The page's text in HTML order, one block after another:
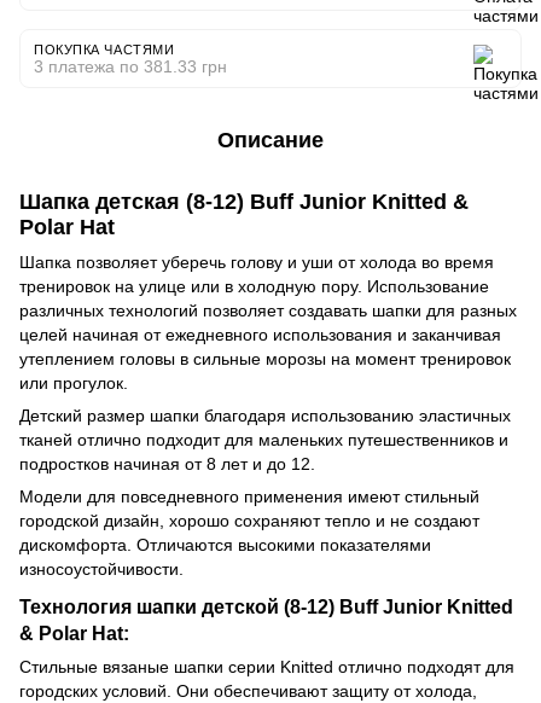
ПОКУПКА ЧАСТЯМИ
3 платежа по 381.33 грн
Описание
Шапка детская (8-12) Buff Junior Knitted &
Polar Hat
Шапка позволяет уберечь голову и уши от холода во время
тренировок на улице или в холодную пору. Использование
различных технологий позволяет создавать шапки для разных
целей начиная от ежедневного использования и заканчивая
утеплением головы в сильные морозы на момент тренировок
или прогулок.
Детский размер шапки благодаря использованию эластичных
тканей отлично подходит для маленьких путешественников и
подростков начиная от 8 лет и до 12.
Модели для повседневного применения имеют стильный
городской дизайн, хорошо сохраняют тепло и не создают
дискомфорта. Отличаются высокими показателями
износоустойчивости.
Технология шапки детской (8-12) Buff Junior Knitted
& Polar Hat:
Стильные вязаные шапки серии Knitted отлично подходят для
городских условий. Они обеспечивают защиту от холода,